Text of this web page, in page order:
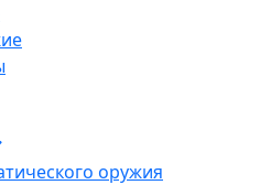
оружия